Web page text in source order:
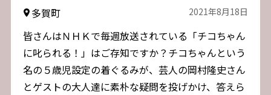
多賀町 2021年8月18日
皆さんはＮＨＫで毎週放送されている「チコちゃん
に叱られる！」はご存知ですか？チコちゃんという
名の５歳児設定の着ぐるみが、芸人の岡村隆史さん
とゲストの大人達に素朴な疑問を投げかけ、答えら